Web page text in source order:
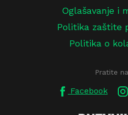
Oglašavanje i
Politika zaštite
Politika o
Pratite
Facebook